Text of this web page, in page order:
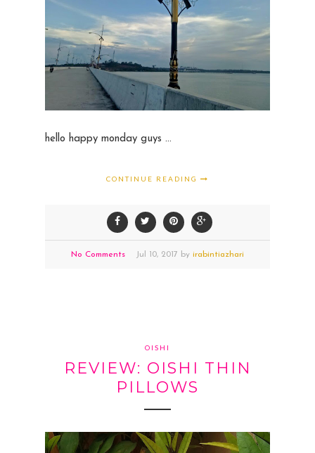
hello happy monday guys ...
CONTINUE READING
No Comments Jul 10, 2017 by irabintiazhari
OISHI
REVIEW: OISHI THIN
PILLOWS